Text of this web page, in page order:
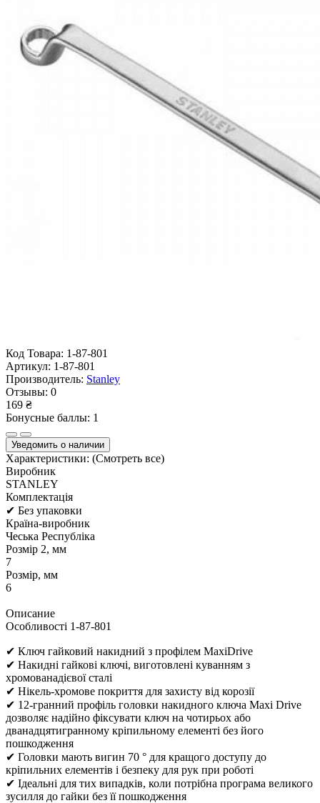
Код Товара: 1-87-801
Артикул: 1-87-801
Производитель: Stanley
Отзывы: 0
169 ₴
Бонусные баллы: 1
Уведомить о наличии
Характеристики: (Смотреть все)
Виробник
STANLEY
Комплектація
✔ Без упаковки
Країна-виробник
Чеська Республіка
Розмір 2, мм
7
Розмір, мм
6
Описание
Особливості 1-87-801
✔ Ключ гайковий накидний з профілем MaxiDrive
✔ Накидні гайкові ключі, виготовлені куванням з
хромованадієвої сталі
✔ Нікель-хромове покриття для захисту від корозії
✔ 12-гранний профіль головки накидного ключа Maxi Drive
дозволяє надійно фіксувати ключ на чотирьох або
дванадцятигранному кріпильному елементі без його
пошкодження
✔ Головки мають вигин 70 ° для кращого доступу до
кріпильних елементів і безпеку для рук при роботі
✔ Ідеальні для тих випадків, коли потрібна програма великого
зусилля до гайки без її пошкодження